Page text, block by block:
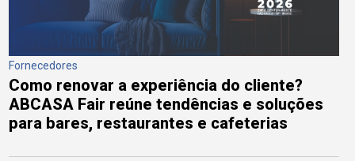
Fornecedores
Como renovar a experiência do cliente?
ABCASA Fair reúne tendências e soluções
para bares, restaurantes e cafeterias